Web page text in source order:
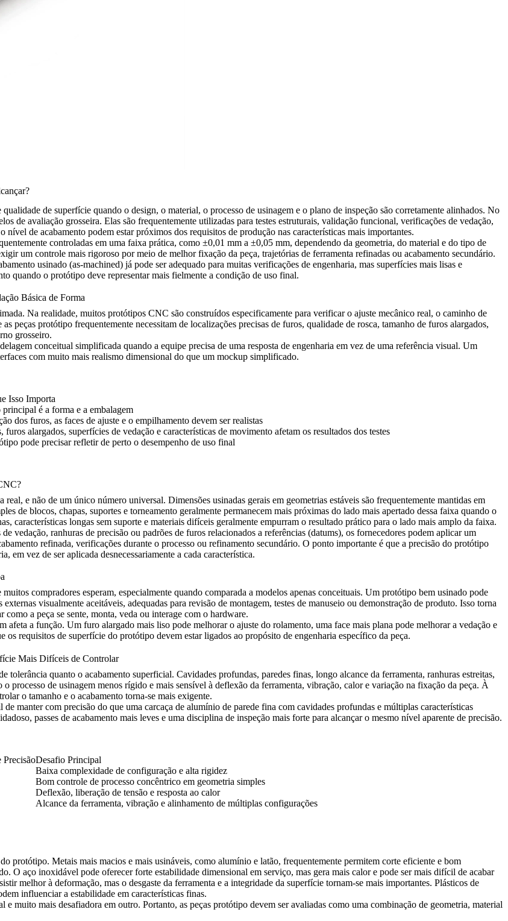
de superfície quando o design, o material, o processo de usinagem e o plano de inspeção são corretamente alinhados. No
de avaliação grosseira. Elas são frequentemente utilizadas para testes estruturais, validação funcional, verificações de vedação,
de acabamento podem estar próximos dos requisitos de produção nas características mais importantes.
controladas em uma faixa prática, como ±0,01 mm a ±0,05 mm, dependendo da geometria, do material e do tipo de
um controle mais rigoroso por meio de melhor fixação da peça, trajetórias de ferramenta refinadas ou acabamento secundário.
usinado (as-machined) já pode ser adequado para muitas verificações de engenharia, mas superfícies mais lisas e
quando o protótipo deve representar mais fielmente a condição de uso final.
Básica de Forma
Na realidade, muitos protótipos CNC são construídos especificamente para verificar o ajuste mecânico real, o caminho de
peças protótipo frequentemente necessitam de localizações precisas de furos, qualidade de rosca, tamanho de furos alargados,
grosseiro.
conceitual simplificada quando a equipe precisa de uma resposta de engenharia em vez de uma referência visual. Um
com muito mais realismo dimensional do que um mockup simplificado.
Isso Importa
é a forma e a embalagem
dos furos, as faces de ajuste e o empilhamento devem ser realistas
furos alargados, superfícies de vedação e características de movimento afetam os resultados dos testes
pode precisar refletir de perto o desempenho de uso final
e não de um único número universal. Dimensões usinadas gerais em geometrias estáveis são frequentemente mantidas em
de blocos, chapas, suportes e torneamento geralmente permanecem mais próximas do lado mais apertado dessa faixa quando o
características longas sem suporte e materiais difíceis geralmente empurram o resultado prático para o lado mais amplo da faixa.
vedação, ranhuras de precisão ou padrões de furos relacionados a referências (datums), os fornecedores podem aplicar um
refinada, verificações durante o processo ou refinamento secundário. O ponto importante é que a precisão do protótipo
em vez de ser aplicada desnecessariamente a cada característica.
compradores esperam, especialmente quando comparada a modelos apenas conceituais. Um protótipo bem usinado pode
visualmente aceitáveis, adequadas para revisão de montagem, testes de manuseio ou demonstração de produto. Isso torna
a peça se sente, monta, veda ou interage com o hardware.
afeta a função. Um furo alargado mais liso pode melhorar o ajuste do rolamento, uma face mais plana pode melhorar a vedação e
os requisitos de superfície do protótipo devem estar ligados ao propósito de engenharia específico da peça.
Mais Difíceis de Controlar
tolerância quanto o acabamento superficial. Cavidades profundas, paredes finas, longo alcance da ferramenta, ranhuras estreitas,
processo de usinagem menos rígido e mais sensível à deflexão da ferramenta, vibração, calor e variação na fixação da peça. À
o tamanho e o acabamento torna-se mais exigente.
manter com precisão do que uma carcaça de alumínio de parede fina com cavidades profundas e múltiplas características
passes de acabamento mais leves e uma disciplina de inspeção mais forte para alcançar o mesmo nível aparente de precisão.
PrecisãoDesafio Principal
Baixa complexidade de configuração e alta rigidez
Bom controle de processo concêntrico em geometria simples
Deflexão, liberação de tensão e resposta ao calor
Alcance da ferramenta, vibração e alinhamento de múltiplas configurações
protótipo. Metais mais macios e mais usináveis, como alumínio e latão, frequentemente permitem corte eficiente e bom
O aço inoxidável pode oferecer forte estabilidade dimensional em serviço, mas gera mais calor e pode ser mais difícil de acabar
melhor à deformação, mas o desgaste da ferramenta e a integridade da superfície tornam-se mais importantes. Plásticos de
influenciar a estabilidade em características finas.
muito mais desafiadora em outro. Portanto, as peças protótipo devem ser avaliadas como uma combinação de geometria, material